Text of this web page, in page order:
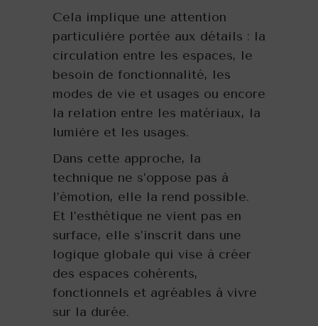
Cela implique une attention
particulière portée aux détails : la
circulation entre les espaces, le
besoin de fonctionnalité, les
modes de vie et usages ou encore
la relation entre les matériaux, la
lumière et les usages.
Dans cette approche, la
technique ne s’oppose pas à
l’émotion, elle la rend possible.
Et l’esthétique ne vient pas en
surface, elle s’inscrit dans une
logique globale qui vise à créer
des espaces cohérents,
fonctionnels et agréables à vivre
sur la durée.